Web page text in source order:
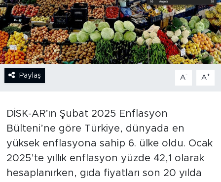
Paylaş A- A+
DİSK-AR’ın Şubat 2025 Enflasyon
Bülteni’ne göre Türkiye, dünyada en
yüksek enflasyona sahip 6. ülke oldu. Ocak
2025’te yıllık enflasyon yüzde 42,1 olarak
hesaplanırken, gıda fiyatları son 20 yılda
KULİS
YAZARLAR
DİNİ
EKONOMİ
SPOR
KÜLTÜR SANAT